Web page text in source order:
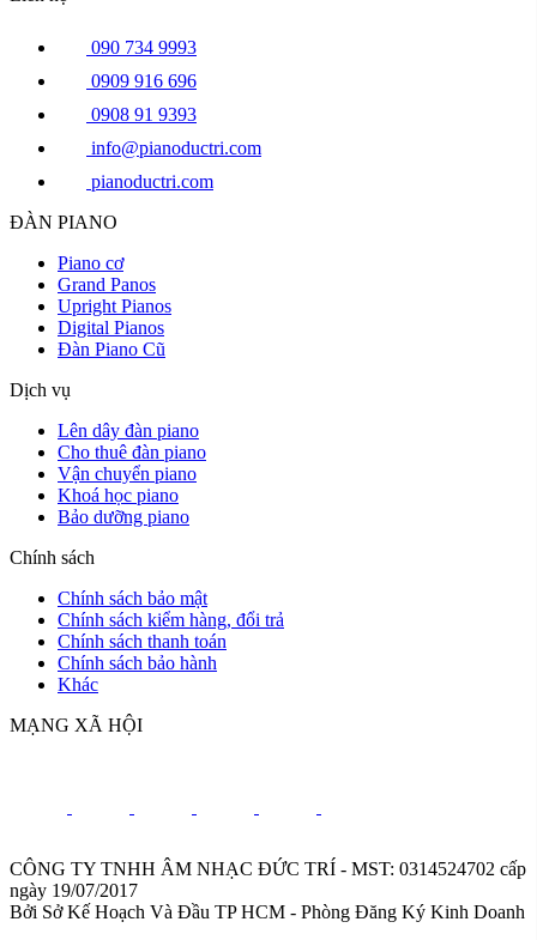
090 734 9993
0909 916 696
0908 91 9393
info@pianoductri.com
pianoductri.com
ĐÀN PIANO
Piano cơ
Grand Panos
Upright Pianos
Digital Pianos
Đàn Piano Cũ
Dịch vụ
Lên dây đàn piano
Cho thuê đàn piano
Vận chuyển piano
Khoá học piano
Bảo dưỡng piano
Chính sách
Chính sách bảo mật
Chính sách kiểm hàng, đổi trả
Chính sách thanh toán
Chính sách bảo hành
Khác
MẠNG XÃ HỘI
CÔNG TY TNHH ÂM NHẠC ĐỨC TRÍ - MST: 0314524702 cấp
ngày 19/07/2017
Bởi Sở Kế Hoạch Và Đầu TP HCM - Phòng Đăng Ký Kinh Doanh